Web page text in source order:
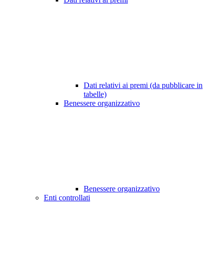
Dati relativi ai premi (da pubblicare in
tabelle)
Benessere organizzativo
Benessere organizzativo
Enti controllati